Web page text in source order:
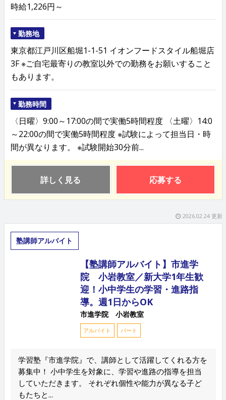
時給1,226円～
勤務地
東京都江戸川区船堀1-1-51 イオンフードスタイル船堀店
3F ※ご自宅最寄りの教室以外での勤務をお願いすること
もあります。
勤務時間
〈日曜〉9:00～17:00の間で実働5時間程度 〈土曜〉14:0
～22:00の間で実働5時間程度 ※試験によって担当日・時
間が異なります。 ※試験開始30分前...
詳しく見る 応募する
2026.02.24 更新
塾講師アルバイト
【塾講師アルバイト】市進学
院 小岩教室／新大学1年生歓
迎！小中学生の学習・進路指
導。週1日からOK
市進学院 小岩教室
アルバイト パート
学習塾『市進学院』で、講師として活躍してくれる方を
募集中！ 小中学生を対象に、学習や進路の指導を担当
していただきます。 それぞれ個性や能力が異なる子ど
もたちと...